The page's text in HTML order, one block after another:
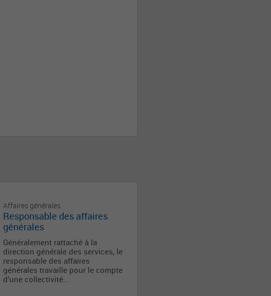
Affaires générales
Responsable des affaires
générales
Généralement rattaché à la
direction générale des services, le
responsable des affaires
générales travaille pour le compte
d’une collectivité...